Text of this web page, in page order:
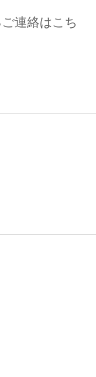
連絡はこち